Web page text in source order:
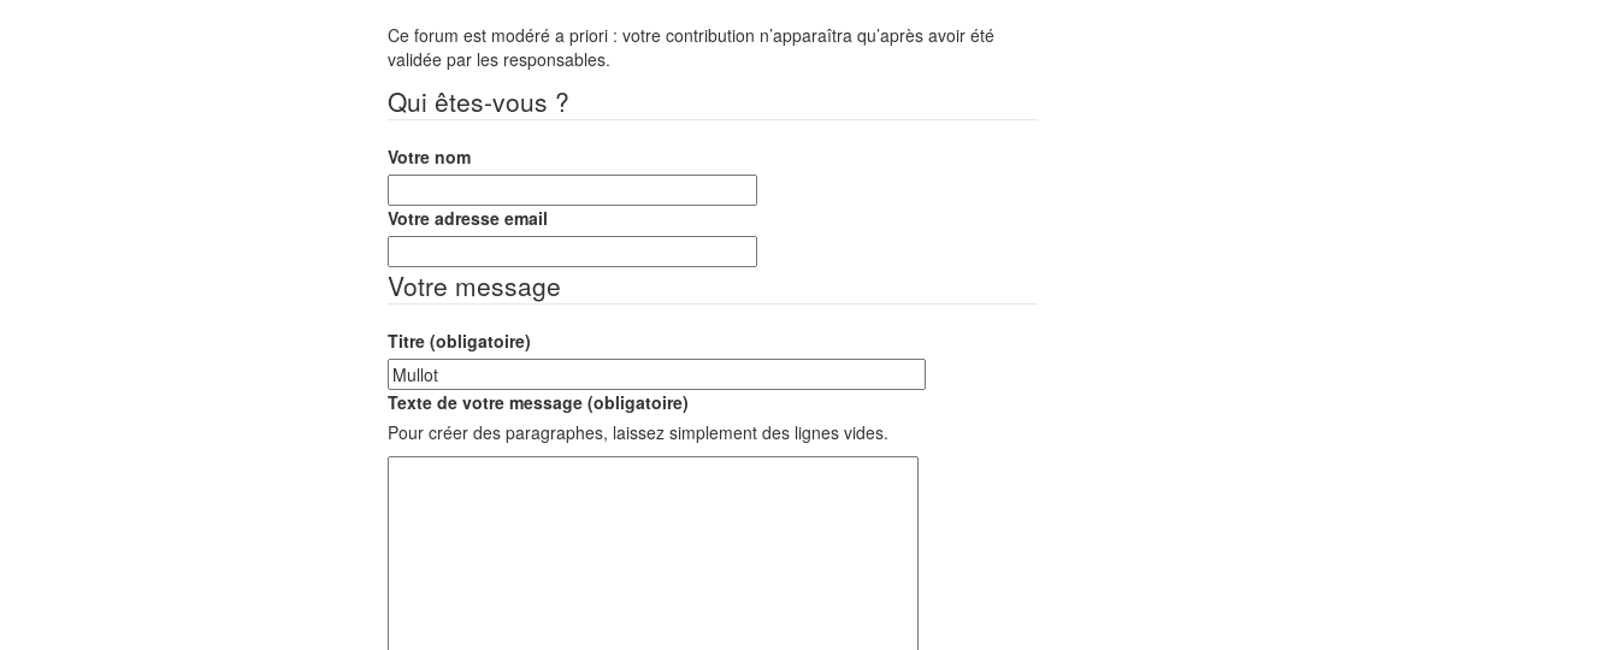
Ce forum est modéré a priori : votre contribution n’apparaîtra qu’après avoir été
validée par les responsables.
Qui êtes-vous ?
Votre nom
Votre adresse email
Votre message
Titre (obligatoire)
Texte de votre message (obligatoire)
Pour créer des paragraphes, laissez simplement des lignes vides.